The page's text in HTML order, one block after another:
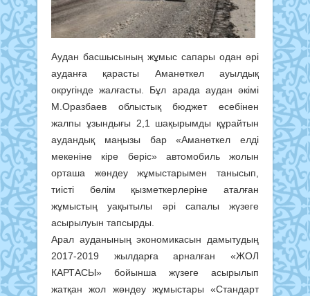
Аудан басшысының жұмыс сапары одан әрі
ауданға қарасты Аманөткел ауылдық
округінде жалғасты. Бұл арада аудан әкімі
М.Оразбаев облыстық бюджет есебінен
жалпы ұзындығы 2,1 шақырымды құрайтын
аудандық маңызы бар «Аманөткел елді
мекеніне кіре беріс» автомобиль жолын
орташа жөндеу жұмыстарымен танысып,
тиісті бөлім қызметкерлеріне аталған
жұмыстың уақытылы әрі сапалы жүзеге
асырылуын тапсырды.
Арал ауданының экономикасын дамытудың
2017-2019 жылдарға арналған «ЖОЛ
КАРТАСЫ» бойынша жүзеге асырылып
жатқан жол жөндеу жұмыстары «Стандарт